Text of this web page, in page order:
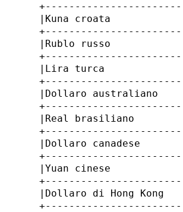
|Kuna croata
|Rublo russo
|Lira turca
|Dollaro australiano
|Real brasiliano
|Dollaro canadese
|Yuan cinese
|Dollaro di Hong Kong